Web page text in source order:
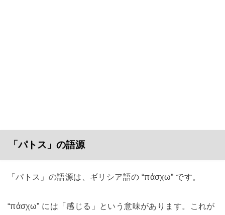
「パトス」の語源
「パトス」の語源は、ギリシア語の “πάσχω” です。
“πάσχω” には「感じる」という意味があります。これが